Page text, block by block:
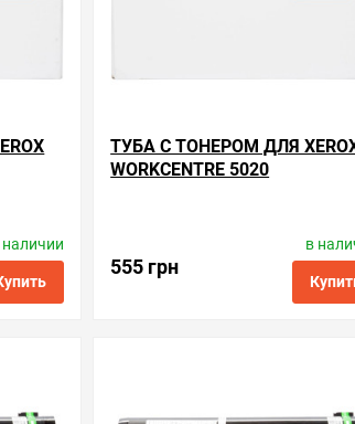
наличии
ТУБА С ТОНЕРОМ ДЛЯ
WORKCENTRE 5020
555 грн
в
WWM
Код товара:
nt106r01277